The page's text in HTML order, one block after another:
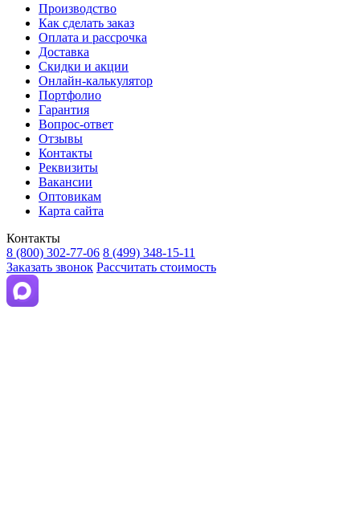
Производство
Как сделать заказ
Оплата и рассрочка
Доставка
Скидки и акции
Онлайн-калькулятор
Портфолио
Гарантия
Вопрос-ответ
Отзывы
Контакты
Реквизиты
Вакансии
Оптовикам
Карта сайта
Контакты
8 (800) 302-77-06 8 (499) 348-15-11
Заказать звонок Рассчитать стоимость